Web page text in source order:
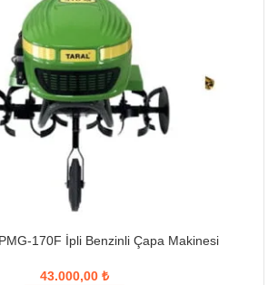
170F İpli Benzinli Çapa Makinesi
43.000,00 ₺